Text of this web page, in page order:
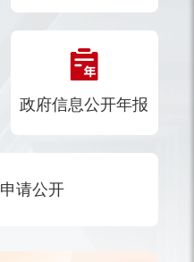
政府信息公开年报
请公开